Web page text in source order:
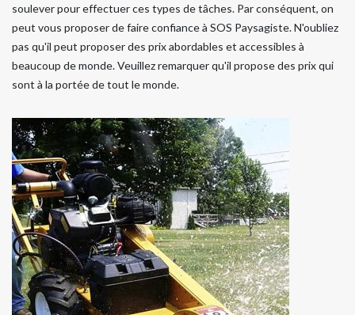
soulever pour effectuer ces types de tâches. Par conséquent, on
peut vous proposer de faire confiance à SOS Paysagiste. N'oubliez
pas qu'il peut proposer des prix abordables et accessibles à
beaucoup de monde. Veuillez remarquer qu'il propose des prix qui
sont à la portée de tout le monde.